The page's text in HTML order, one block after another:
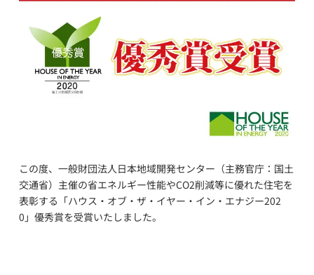
この度、一般財団法人日本地域開発センター（主務官庁：国土
交通省）主催の省エネルギー性能やCO2削減等に優れた住宅を
表彰する「ハウス・オブ・ザ・イヤー・イン・エナジー202
0」優秀賞を受賞いたしました。